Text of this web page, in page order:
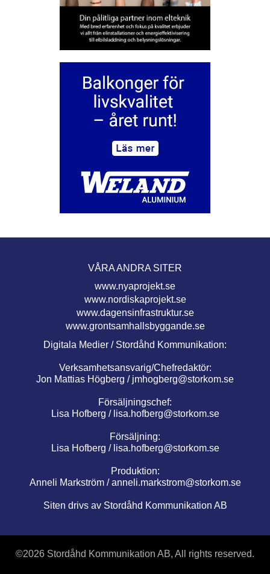
VÅRA ANDRA SITER
www.nyaprojekt.se
www.nordiskaprojekt.se
www.dagensinfrastruktur.se
www.grontsamhallsbyggande.se
Digitala Medier / Stordåhd Kommunikation:
Verksamhetsansvarig/Chefredaktör:
Jon Mattias Högberg / jmhogberg@storkom.se
Försäljningschef:
Lisa Hofberg / lisa.hofberg@storkom.se
Försäljning:
Lisa Hofberg / lisa.hofberg@storkom.se
Produktion:
Anneli Markström /anneli.markstrom@storkom.se
Siten drivs av Stordåhd Kommunikation AB
©2026 Stordåhd Kommunikation AB, All rights reserved.